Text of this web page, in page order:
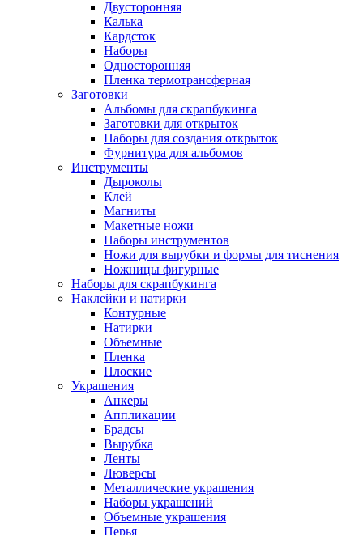
Двусторонняя
Калька
Кардсток
Наборы
Односторонняя
Пленка термотрансферная
Заготовки
Альбомы для скрапбукинга
Заготовки для открыток
Наборы для создания открыток
Фурнитура для альбомов
Инструменты
Дыроколы
Клей
Магниты
Макетные ножи
Наборы инструментов
Ножи для вырубки и формы для тиснения
Ножницы фигурные
Наборы для скрапбукинга
Наклейки и натирки
Контурные
Натирки
Объемные
Пленка
Плоские
Украшения
Анкеры
Аппликации
Брадсы
Вырубка
Ленты
Люверсы
Металлические украшения
Наборы украшений
Объемные украшения
Перья